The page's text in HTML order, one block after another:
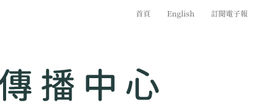
首頁 English 訂閱電子報